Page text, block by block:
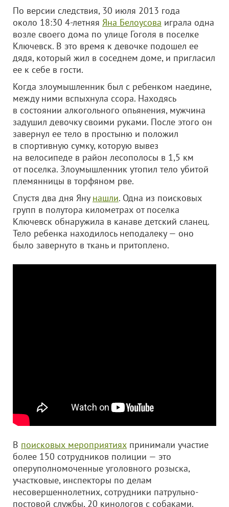
По версии следствия, 30 июля 2013 года
около 18:30 4-летняя Яна Белоусова играла одна
возле своего дома по улице Гоголя в поселке
Ключевск. В это время к девочке подошел ее
дядя, который жил в соседнем доме, и пригласил
ее к себе в гости.
Когда злоумышленник был с ребенком наедине,
между ними вспыхнула ссора. Находясь
в состоянии алкогольного опьянения, мужчина
задушил девочку своими руками. После этого он
завернул ее тело в простыню и положил
в спортивную сумку, которую вывез
на велосипеде в район лесополосы в 1,5 км
от поселка. Злоумышленник утопил тело убитой
племянницы в торфяном рве.
Спустя два дня Яну нашли. Одна из поисковых
групп в полутора километрах от поселка
Ключевск обнаружила в канаве детский сланец.
Тело ребенка находилось неподалеку — оно
было завернуто в ткань и притоплено.
В поисковых мероприятиях принимали участие
более 150 сотрудников полиции — это
оперуполномоченные уголовного розыска,
участковые, инспекторы по делам
несовершеннолетних, сотрудники патрульно-
постовой службы, 20 кинологов с собаками.